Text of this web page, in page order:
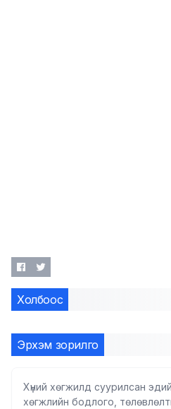
Холбоос
Эрхэм зорилго
Хүний хөгжилд суурилсан
хөгжлийн бодлого,